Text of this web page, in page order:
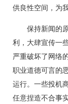
供良性空间，为
保持新闻的原
利，大肆宣传一
严重破坏了网络
职业道德可言的
运行。一些投机
任意捏造不合事